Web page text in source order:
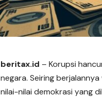
beritax.id – Korupsi
negara. Seiring
nilai-nilai demokrasi yang